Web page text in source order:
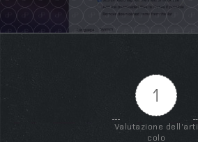
1
Valutazione dell'arti
colo